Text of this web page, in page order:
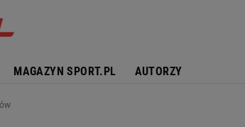
MAGAZYN SPORT.PL AUTORZY